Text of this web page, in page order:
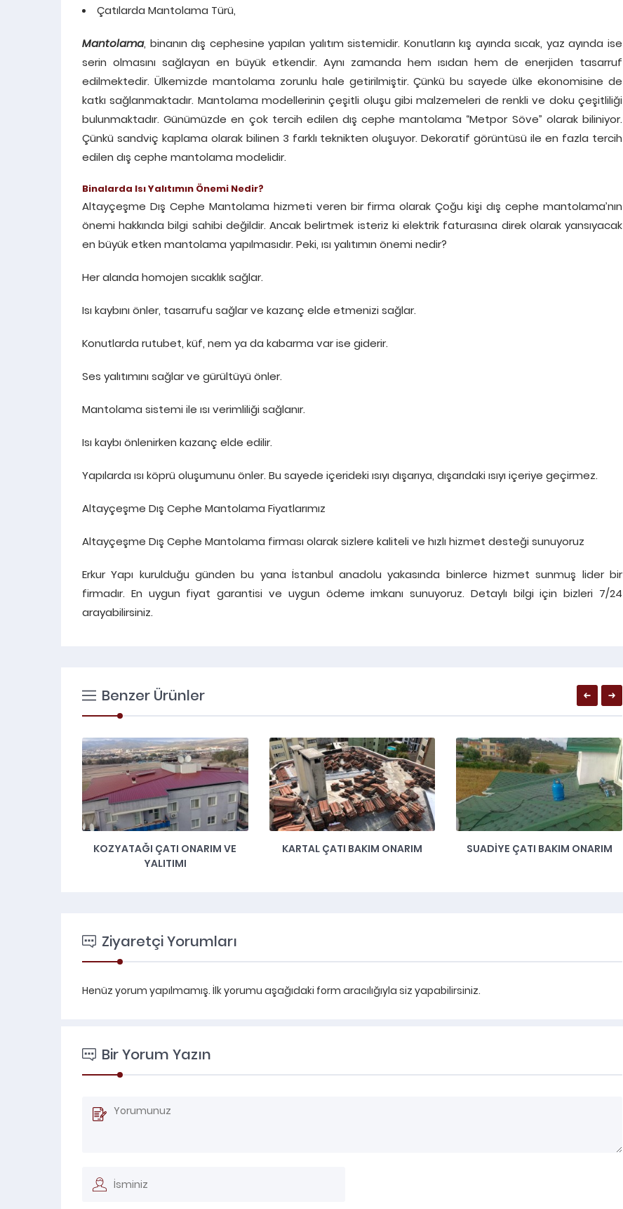
Çatılarda Mantolama Türü,
Mantolama, binanın dış cephesine yapılan yalıtım sistemidir. Konutların kış ayında sıcak, yaz ayında ise
serin olmasını sağlayan en büyük etkendir. Aynı zamanda hem ısıdan hem de enerjiden tasarruf
edilmektedir. Ülkemizde mantolama zorunlu hale getirilmiştir. Çünkü bu sayede ülke ekonomisine de
katkı sağlanmaktadır. Mantolama modellerinin çeşitli oluşu gibi malzemeleri de renkli ve doku çeşitliliği
bulunmaktadır. Günümüzde en çok tercih edilen dış cephe mantolama “Metpor Söve” olarak biliniyor.
Çünkü sandviç kaplama olarak bilinen 3 farklı teknikten oluşuyor. Dekoratif görüntüsü ile en fazla tercih
edilen dış cephe mantolama modelidir.
Binalarda Isı Yalıtımın Önemi Nedir?
Altayçeşme Dış Cephe Mantolama hizmeti veren bir firma olarak Çoğu kişi dış cephe mantolama’nın
önemi hakkında bilgi sahibi değildir. Ancak belirtmek isteriz ki elektrik faturasına direk olarak yansıyacak
en büyük etken mantolama yapılmasıdır. Peki, ısı yalıtımın önemi nedir?
Her alanda homojen sıcaklık sağlar.
Isı kaybını önler, tasarrufu sağlar ve kazanç elde etmenizi sağlar.
Konutlarda rutubet, küf, nem ya da kabarma var ise giderir.
Ses yalıtımını sağlar ve gürültüyü önler.
Mantolama sistemi ile ısı verimliliği sağlanır.
Isı kaybı önlenirken kazanç elde edilir.
Yapılarda ısı köprü oluşumunu önler. Bu sayede içerideki ısıyı dışarıya, dışarıdaki ısıyı içeriye geçirmez.
Altayçeşme Dış Cephe Mantolama Fiyatlarımız
Altayçeşme Dış Cephe Mantolama firması olarak sizlere kaliteli ve hızlı hizmet desteği sunuyoruz
Erkur Yapı kurulduğu günden bu yana İstanbul anadolu yakasında binlerce hizmet sunmuş lider bir
firmadır. En uygun fiyat garantisi ve uygun ödeme imkanı sunuyoruz. Detaylı bilgi için bizleri 7/24
arayabilirsiniz.
Benzer Ürünler
KOZYATAĞI ÇATI ONARIM VE
YALITIMI
KARTAL ÇATI BAKIM ONARIM SUADİYE ÇATI BAKIM ONARIM
Ziyaretçi Yorumları
Henüz yorum yapılmamış. İlk yorumu aşağıdaki form aracılığıyla siz yapabilirsiniz.
Bir Yorum Yazın